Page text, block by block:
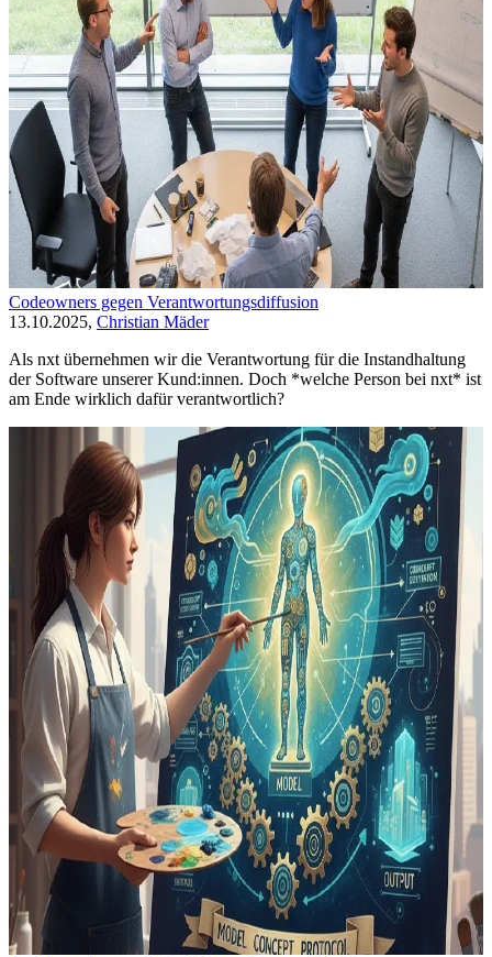
Codeowners gegen Verantwortungsdiffusion
13.10.2025, Christian Mäder
Als nxt übernehmen wir die Verantwortung für die Instandhaltung
der Software unserer Kund:innen. Doch *welche Person bei nxt* ist
am Ende wirklich dafür verantwortlich?